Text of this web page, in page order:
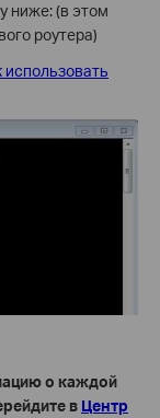
ниже: (в этом
роутера)
использовать
о каждой
в Центр